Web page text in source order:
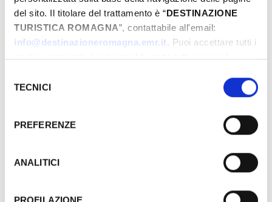
del sito. Il titolare del trattamento è “DESTINAZIONE
TURISTICA ROMAGNA”, contattabile all'email:
info@destinazioneromagna.emr.it. Puoi accettare tutti i
cookie premendo il pulsante “Accetta tutti i cookie”,
gestire le tue preferenze facendo clic su “Personalizza”.
Qualora acconsenti a tutti i cookie i Tuoi dati potranno
attualmente non fornisce garanzie idonee per il
l’implementazione di misure supplementari di sicurezza a
Tutela dei navigatori, che abbiamo valutato essere
delTECNICI
PREFERENZE
ANALITICI
GRATUITO